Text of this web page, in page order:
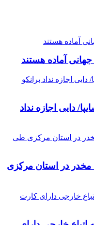
آماده هستند
دایی اجازه نداد
۷.۵ تن مواد مخدر در استان مرکزی